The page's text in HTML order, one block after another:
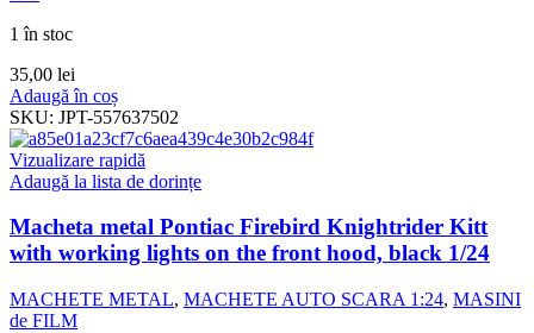
1 în stoc
35,00 lei
Adaugă în coș
SKU: JPT-557637502
Vizualizare rapidă
Adaugă la lista de dorințe
Macheta metal Pontiac Firebird Knightrider Kitt
with working lights on the front hood, black 1/24
MACHETE METAL, MACHETE AUTO SCARA 1:24, MASINI
de FILM